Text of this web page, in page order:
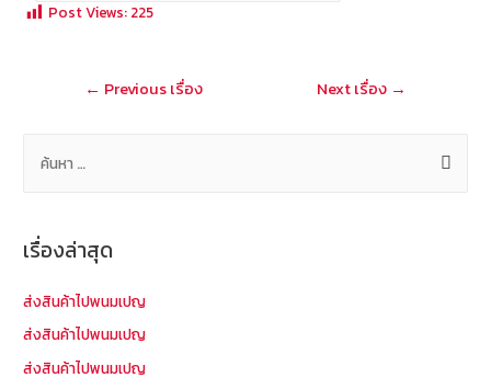
at
Post Views: 225
แนะแนว
← Previous เรื่อง Next เรื่อง →
ห
รั
เรื่องล่าสุด
ส่งสินค้าไปพนมเปญ
ส่งสินค้าไปพนมเปญ
ส่งสินค้าไปพนมเปญ